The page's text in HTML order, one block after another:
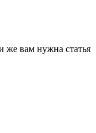
же вам нужна статья